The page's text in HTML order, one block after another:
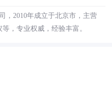
，2010年成立于北京市，主营
，专业权威，经验丰富。